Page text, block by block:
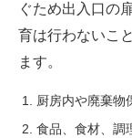
ぐため出入口の
育は行わないこ
ます。
厨房内や廃棄物
食品、食材、調